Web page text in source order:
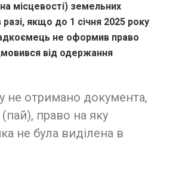
місцевості) земельних
якщо до 1 січня 2025 року
не оформив право
від одержання
не отримано документа,
право на яку
не була виділена в